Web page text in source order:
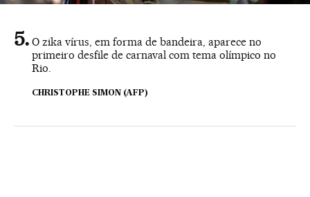
O zika vírus, em forma de bandeira, aparece no
primeiro desfile de carnaval com tema olímpico no
Rio.
CHRISTOPHE SIMON (AFP)